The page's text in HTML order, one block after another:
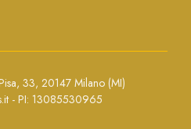
33, 20147 Milano (MI)
- PI: 13085530965